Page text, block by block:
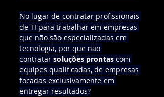
No lugar de contratar profissionais
de TI para trabalhar em empresas
que não são especializadas em
tecnologia, por que não
contratar soluções prontas com
equipes qualificadas, de empresas
focadas exclusivamente em
entregar resultados?